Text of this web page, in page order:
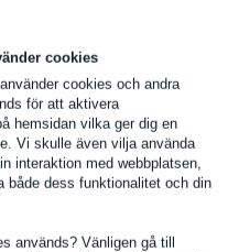
cookies
cookies och andra
för att aktivera
hemsidan vilka ger dig en
Vi skulle även vilja använda
interaktion med webbplatsen,
både dess funktionalitet och din
används? Vänligen gå till